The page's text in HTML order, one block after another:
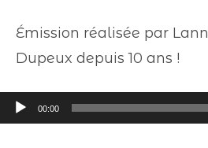
Émission réalisée par
Dupeux depuis 10 ans !
Lecteur
audio
00:00